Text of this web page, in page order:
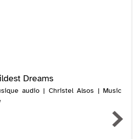
Dreams
audio | Christel Alsos | Music